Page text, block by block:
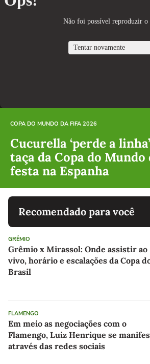
COPA DO MUNDO DA FIFA 2026
Cucurella ‘perde a
taça da Copa do
festa na Espanha
Recomendado para você
GRÊMIO
Grêmio x Mirassol: Onde assistir ao
vivo, horário e escalações da Copa
Brasil
FLAMENGO
Em meio as negociações com o
Flamengo, Luiz Henrique se
através das redes sociais